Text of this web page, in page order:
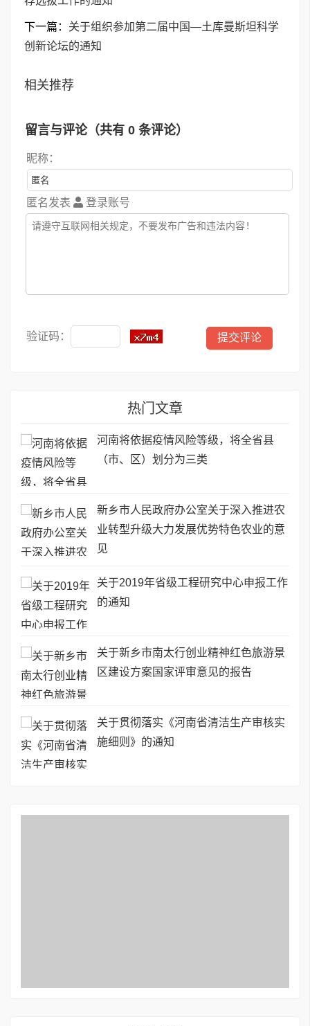
下一篇： 关于组织参加第二届中国—土库曼斯坦科学
创新论坛的通知
相关推荐
留言与评论（共有 0 条评论）
昵称：
匿名发表 登录账号
验证码：
热门文章
河南将依据疫情风险等级，将全省县
（市、区）划分为三类
新乡市人民政府办公室关于深入推进农
业转型升级大力发展优势特色农业的意
见
关于2019年省级工程研究中心申报工作
的通知
关于新乡市南太行创业精神红色旅游景
区建设方案国家评审意见的报告
关于贯彻落实《河南省清洁生产审核实
施细则》的通知